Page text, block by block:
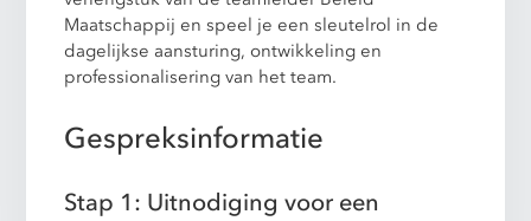
Maatschappij en speel je een sleutelrol in de
dagelijkse aansturing, ontwikkeling en
professionalisering van het team.
Gespreksinformatie
Stap 1: Uitnodiging voor een